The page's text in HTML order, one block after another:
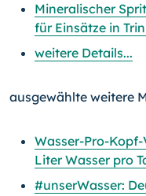
Mineralischer
für Einsätze in
weitere Details...
ausgewählte weitere
Wasser-Pro-
Liter Wasser pro
#unserWasser: